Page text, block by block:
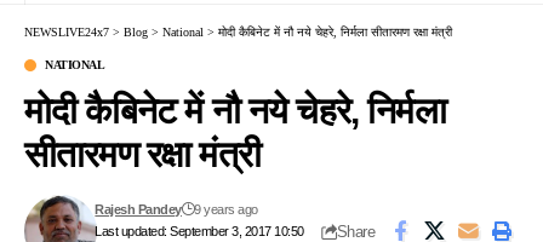
NEWSLIVE24x7 > Blog > National > मोदी कैबिनेट में नौ नये चेहरे, निर्मला सीतारमण रक्षा मंत्री
NATIONAL
मोदी कैबिनेट में नौ नये चेहरे, निर्मला
सीतारमण रक्षा मंत्री
Last updated: September 3, 2017 10:50
Rajesh Pandey 9 years ago
Share